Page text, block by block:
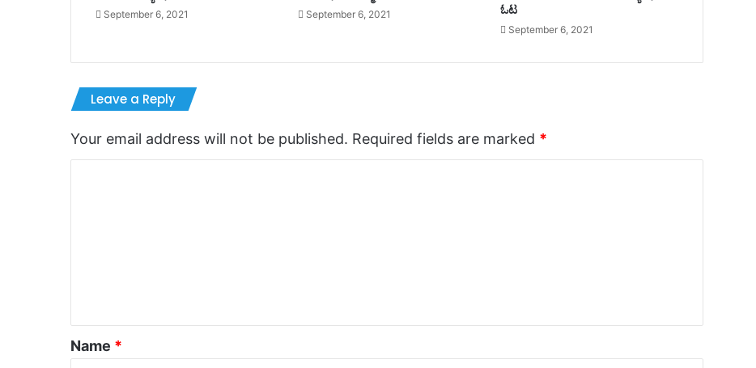
September 6, 2021 September 6, 2021
ಓಟ
September 6, 2021
Leave a Reply
Your email address will not be published. Required fields are marked *
*
Name *